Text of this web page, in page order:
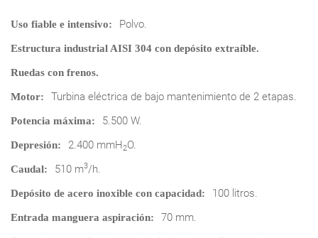
Uso fiable e intensivo: Polvo.
Estructura industrial AISI 304 con depósito extraíble.
Ruedas con frenos.
Motor: Turbina eléctrica de bajo mantenimiento de 2 etapas.
Potencia máxima: 5.500 W.
Depresión: 2.400 mmH2O.
Caudal: 510 m3/h.
Depósito de acero inoxible con capacidad: 100 litros.
Entrada manguera aspiración: 70 mm.